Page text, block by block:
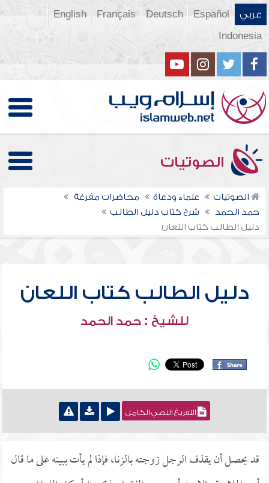
عربي Español
Deutsch
Français
English
Indonesia
الصوتيات
الصوتيات علماء ودعاة
محاضرات مفرغة
حمد الحمد
شرح كتاب دليل الطالب
دليل الطالب كتاب اللعان
دليل الطالب كتاب اللعان
للشيخ : حمد الحمد
التفريغ النصي الكامل
قد يحصل أن يقذف الرجل زوجته بالزنا، فإذا لم يأت ببينه على ما قال